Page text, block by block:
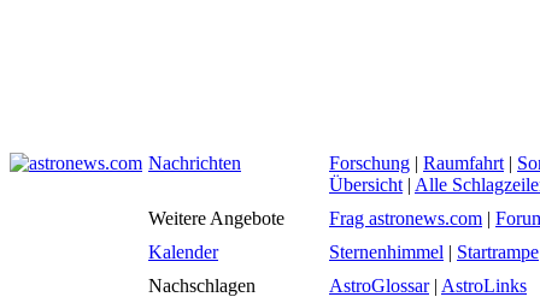
Nachrichten Forschung | Raumfahrt |
Übersicht | Alle
Weitere Angebote
Frag astronews.com |
Kalender
Sternenhimmel | Startrampe
Nachschlagen
AstroGlossar| AstroLinks